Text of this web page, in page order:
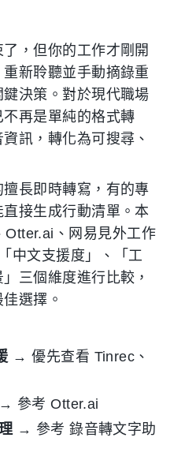
，但你的工作才剛開
新聆聽並手動摘錄重
決策。對於現代職場
再是單純的格式轉
訊，轉化為可搜尋、
長即時轉寫，有的專
接生成行動清單。本
、网易見外工作
中文支援度」、「工
三個維度進行比較，
選擇。
→ 優先查看 Tinrec、
→ 參考 Otter.ai
→ 參考 錄音轉文字助